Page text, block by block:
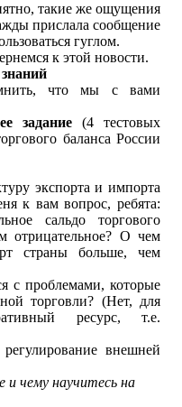
такие же ощущения
прислала сообщение
гуглом.
к этой новости.
что мы с вами
задание(4 тестовых
баланса России
экспорта и импорта
к вам вопрос, ребята:
сальдо торгового
отрицательное? О чем
страны больше, чем
с проблемами, которые
торговли? (Нет, для
ресурс, т.е.
внешней
чему научитесь на